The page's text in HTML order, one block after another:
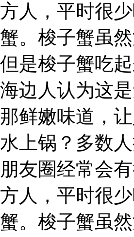
方人，平时很
蟹。梭子蟹虽
但是梭子蟹吃
海边人认为这
那鲜嫩味道，
水上锅？多数
朋友圈经常会
方人，平时很
蟹。梭子蟹虽